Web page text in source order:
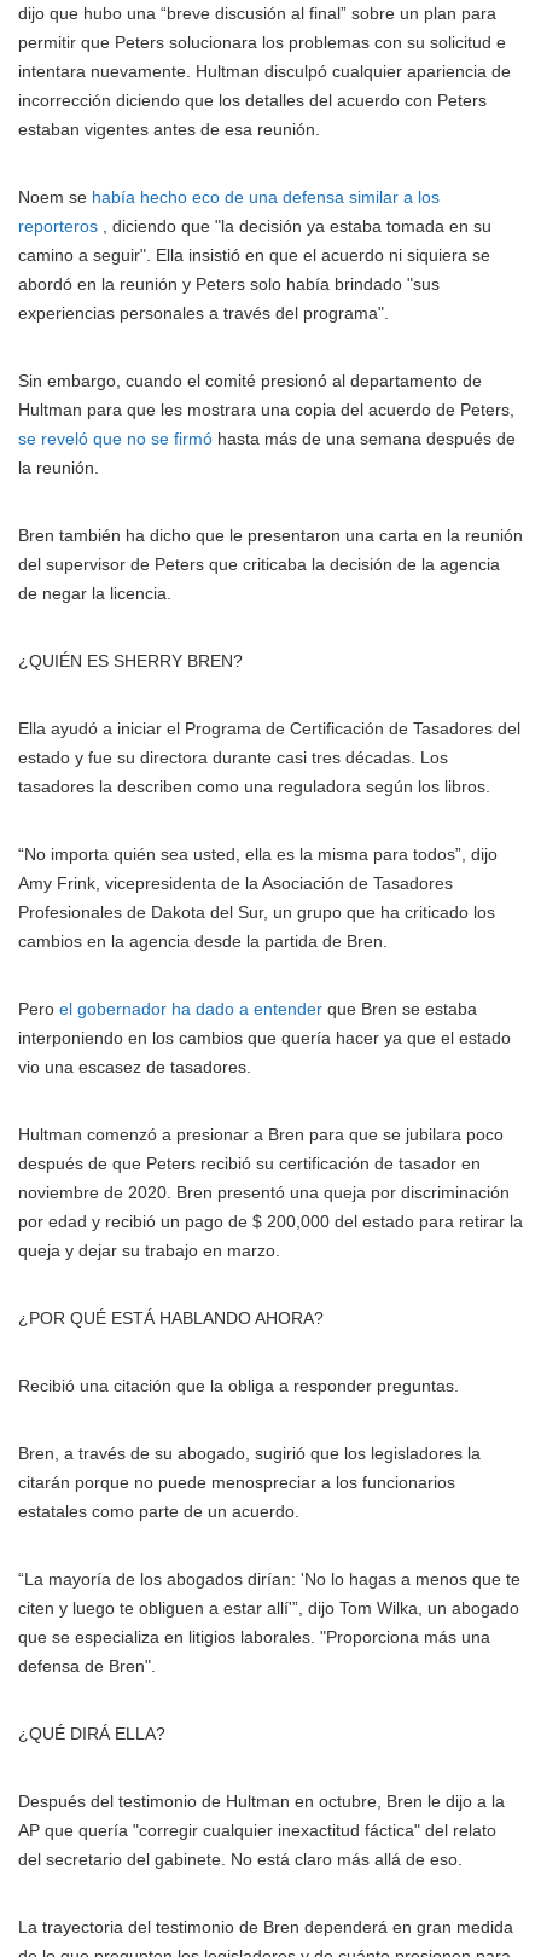
dijo que hubo una “breve discusión al final” sobre un plan para
permitir que Peters solucionara los problemas con su solicitud e
intentara nuevamente. Hultman disculpó cualquier apariencia de
incorrección diciendo que los detalles del acuerdo con Peters
estaban vigentes antes de esa reunión.
Noem se había hecho eco de una defensa similar a los
reporteros , diciendo que "la decisión ya estaba tomada en su
camino a seguir". Ella insistió en que el acuerdo ni siquiera se
abordó en la reunión y Peters solo había brindado "sus
experiencias personales a través del programa".
Sin embargo, cuando el comité presionó al departamento de
Hultman para que les mostrara una copia del acuerdo de Peters,
se reveló que no se firmó hasta más de una semana después de
la reunión.
Bren también ha dicho que le presentaron una carta en la reunión
del supervisor de Peters que criticaba la decisión de la agencia
de negar la licencia.
¿QUIÉN ES SHERRY BREN?
Ella ayudó a iniciar el Programa de Certificación de Tasadores del
estado y fue su directora durante casi tres décadas. Los
tasadores la describen como una reguladora según los libros.
“No importa quién sea usted, ella es la misma para todos”, dijo
Amy Frink, vicepresidenta de la Asociación de Tasadores
Profesionales de Dakota del Sur, un grupo que ha criticado los
cambios en la agencia desde la partida de Bren.
Pero el gobernador ha dado a entender que Bren se estaba
interponiendo en los cambios que quería hacer ya que el estado
vio una escasez de tasadores.
Hultman comenzó a presionar a Bren para que se jubilara poco
después de que Peters recibió su certificación de tasador en
noviembre de 2020. Bren presentó una queja por discriminación
por edad y recibió un pago de $ 200,000 del estado para retirar la
queja y dejar su trabajo en marzo.
¿POR QUÉ ESTÁ HABLANDO AHORA?
Recibió una citación que la obliga a responder preguntas.
Bren, a través de su abogado, sugirió que los legisladores la
citarán porque no puede menospreciar a los funcionarios
estatales como parte de un acuerdo.
“La mayoría de los abogados dirían: 'No lo hagas a menos que te
citen y luego te obliguen a estar allí'”, dijo Tom Wilka, un abogado
que se especializa en litigios laborales. "Proporciona más una
defensa de Bren".
¿QUÉ DIRÁ ELLA?
Después del testimonio de Hultman en octubre, Bren le dijo a la
AP que quería "corregir cualquier inexactitud fáctica" del relato
del secretario del gabinete. No está claro más allá de eso.
La trayectoria del testimonio de Bren dependerá en gran medida